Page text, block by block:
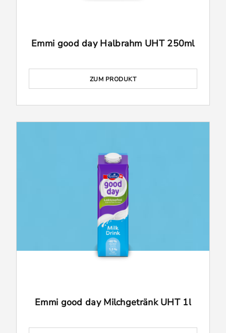
Emmi good day Halbrahm UHT 250ml
ZUM PRODUKT
Emmi good day Milchgetränk UHT 1l